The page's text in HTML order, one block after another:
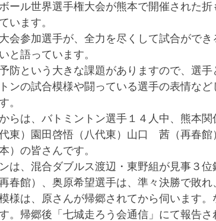
ール世界選手権大会が熊本で開催された
います。
会参加選手が、全力を尽くして試合がで
と語っています。
防という大きな課題がありますので、選手
ンの試合模様や闘っている選手の表情な
。
らは、バトミントン選手１４人中、熊本関
東）園田啓悟（八代東）山口　茜（再春館
）の皆さんです。
は、混合ダブルス渡辺・東野組が見事３位
春館）、奥原希望選手は、準々決勝で敗れ
様は、原さんが帰郷されてから伺います。
。帰郷後「七城走ろう会通信」にて報告さ